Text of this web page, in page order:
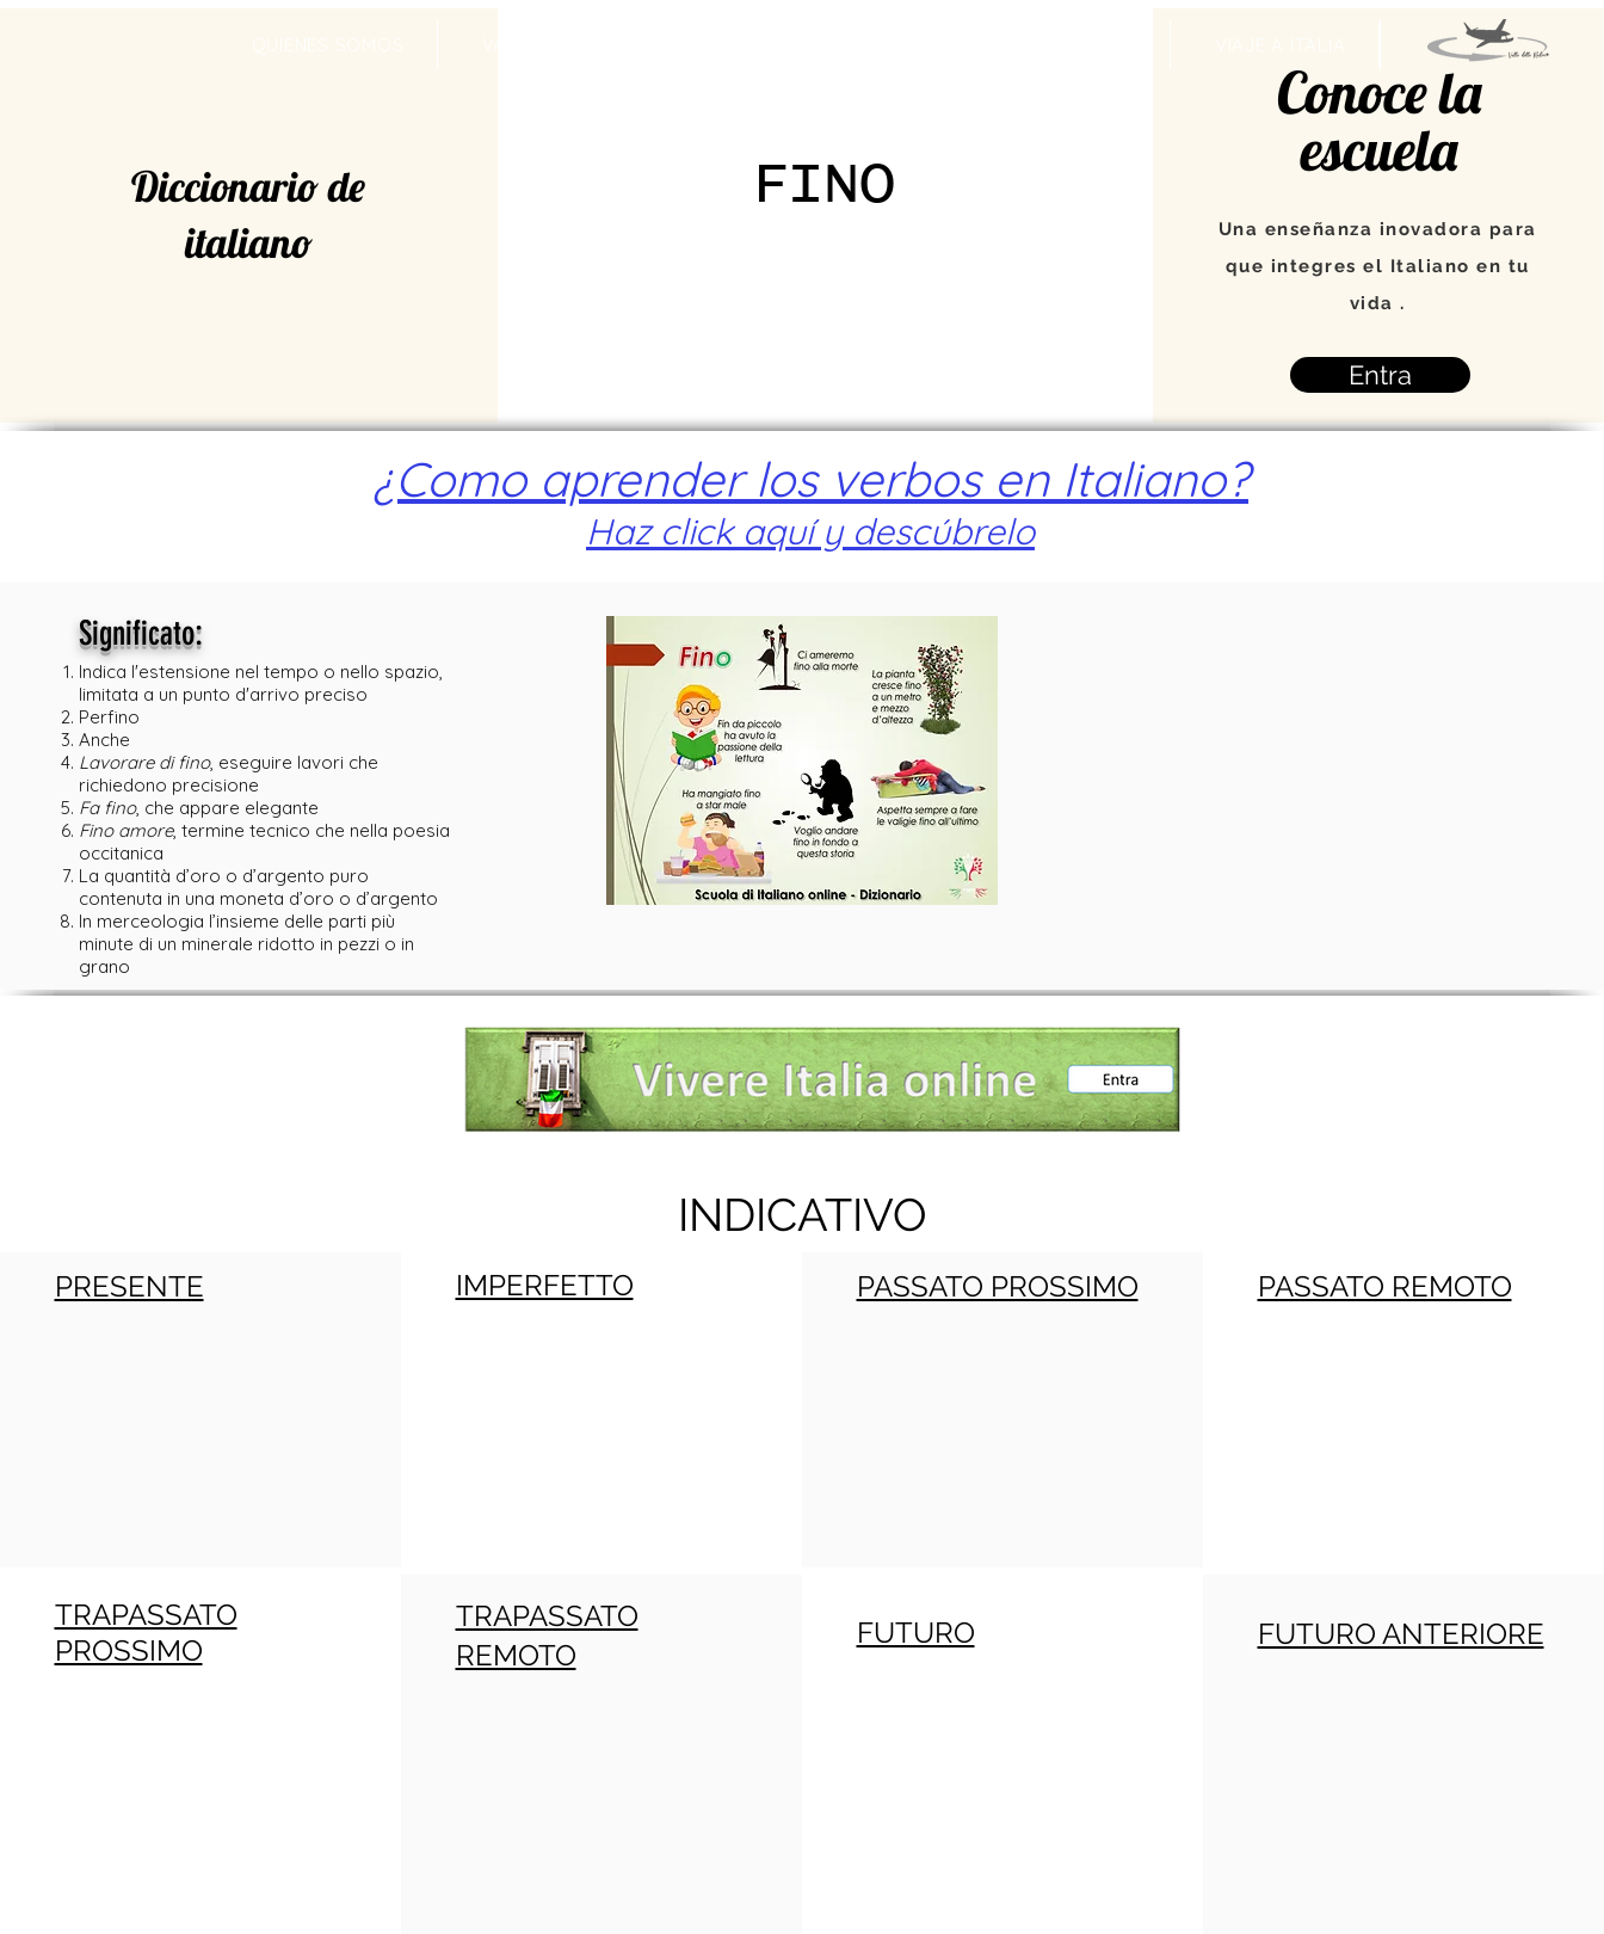
Diccionario de
italiano
FINO
Conoce la
escuela
Una enseñanza inovadora para
que integres el Italiano en tu
vida .
Entra
¿Como aprender los verbos en Italiano?
Haz click aquí y descúbrelo
Significato:
Indica l'estensione nel tempo o nello spazio,
limitata a un punto d'arrivo preciso
Perfino
Anche
Lavorare di fino, eseguire lavori che
richiedono precisione
Fa fino, che appare elegante
Fino amore, termine tecnico che nella poesia
occitanica
La quantità d’oro o d’argento puro
contenuta in una moneta d’oro o d’argento
In merceologia l’insieme delle parti più
minute di un minerale ridotto in pezzi o in
grano
INDICATIVO
PRESENTE IMPERFETTO PASSATO PROSSIMO PASSATO REMOTO
TRAPASSATO
PROSSIMO
TRAPASSATO
REMOTO
FUTURO FUTURO ANTERIORE